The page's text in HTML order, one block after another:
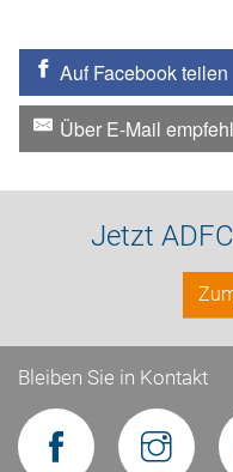
Auf Facebook teilen
Über E-Mail
Jetzt
Bleiben Sie in Kontakt